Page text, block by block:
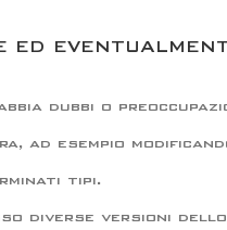
ED
dubbi o
ad esempio
tipi.
diverse versioni